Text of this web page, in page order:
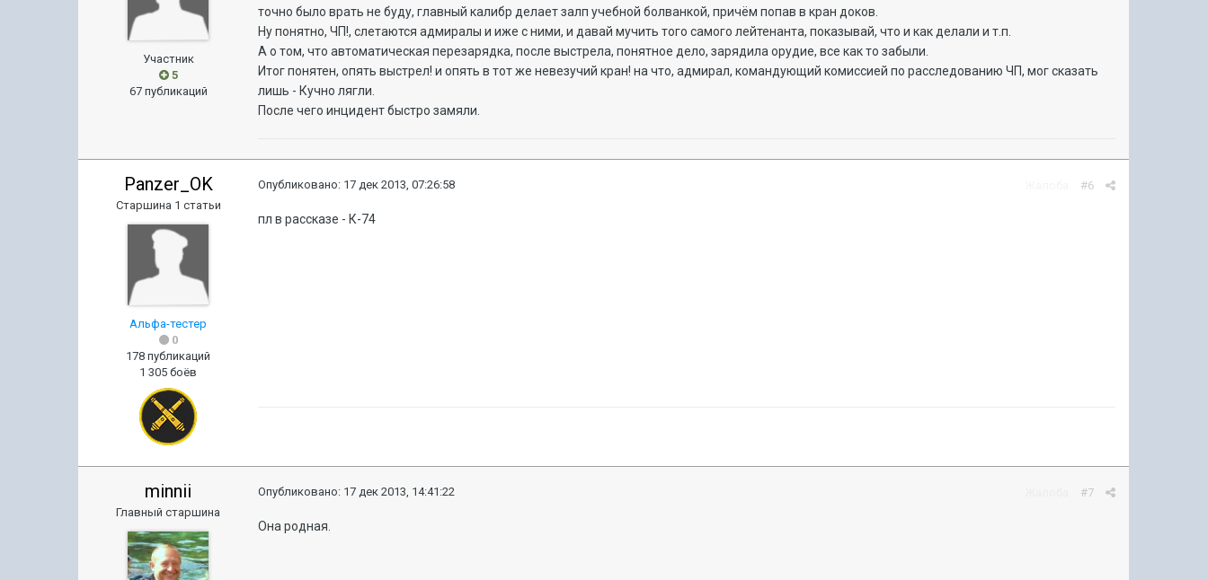
Участник
5
67 публикаций
точно было врать не буду, главный калибр делает залп учебной болванкой, причём попав в кран доков.
Ну понятно, ЧП!, слетаются адмиралы и иже с ними, и давай мучить того самого лейтенанта, показывай, что и как делали и т.п.
А о том, что автоматическая перезарядка, после выстрела, понятное дело, зарядила орудие, все как то забыли.
Итог понятен, опять выстрел! и опять в тот же невезучий кран! на что, адмирал, командующий комиссией по расследованию ЧП, мог сказать
лишь - Кучно лягли.
После чего инцидент быстро замяли.
Panzer_OK
Старшина 1 статьи
Альфа-тестер
0
178 публикаций
1 305 боёв
#6
Опубликовано: 17 дек 2013, 07:26:58
пл в рассказе - К-74
minnii
Главный старшина
#7
Опубликовано: 17 дек 2013, 14:41:22
Она родная.